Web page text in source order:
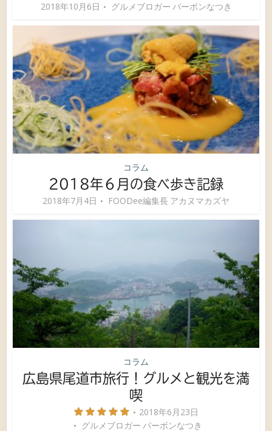
2018年10月6日 グルメブロガー バーボンなつき
コラム
2018年６月の食べ歩き記録
2018年7月4日 FOODee編集長 アカヌマカズヤ
コラム
広島県尾道市旅行！グルメと観光を満
喫
2018年6月23日
グルメブロガー バーボンなつき